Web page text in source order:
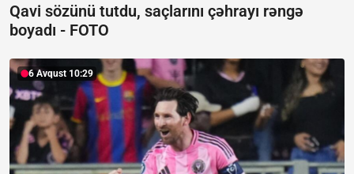
Qavi sözünü tutdu, saçlarını çəhrayı rəngə
boyadı - FOTO
6 Avqust 10:29